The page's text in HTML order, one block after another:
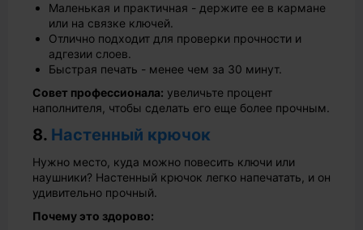
Маленькая и практичная - держите ее в кармане
или на связке ключей.
Отлично подходит для проверки прочности и
адгезии слоев.
Быстрая печать - менее чем за 30 минут.
Совет профессионала: увеличьте процент
наполнителя, чтобы сделать его еще более прочным.
8. Настенный крючок
Нужно место, куда можно повесить ключи или
наушники? Настенный крючок легко напечатать, и он
удивительно прочный.
Почему это здорово: